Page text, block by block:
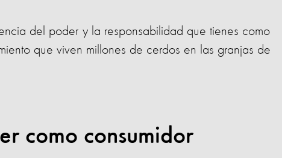
del poder y la responsabilidad que tienes como
que viven millones de cerdos en las granjas de
como consumidor